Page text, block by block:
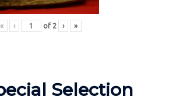
« ‹ of 2 › »
Selection